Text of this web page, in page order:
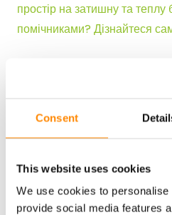
Consent
This website uses cookies
We use cookies to
provide social media features
простір на затишну та
помічниками? Дізнайтеся
"Одним словом: це було